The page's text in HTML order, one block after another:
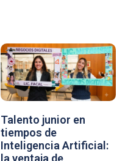
Talento junior en
tiempos de
Inteligencia Artificial: